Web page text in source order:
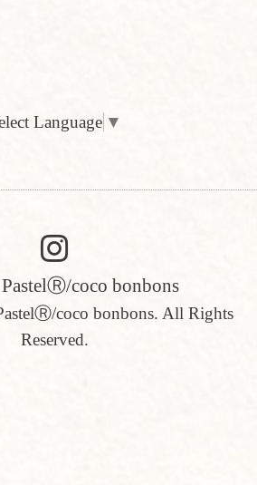
Language ▼
coco bonbons
coco bonbons. All Rights
Reserved.